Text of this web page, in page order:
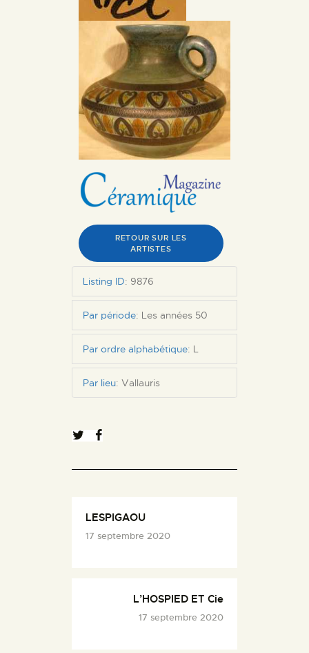
RETOUR SUR LES
ARTISTES
Listing ID: 9876
Par période: Les années 50
Par ordre alphabétique: L
Par lieu: Vallauris
LESPIGAOU
17 septembre 2020
L’HOSPIED ET Cie
17 septembre 2020